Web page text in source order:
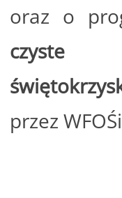
oraz o
czyste
przez